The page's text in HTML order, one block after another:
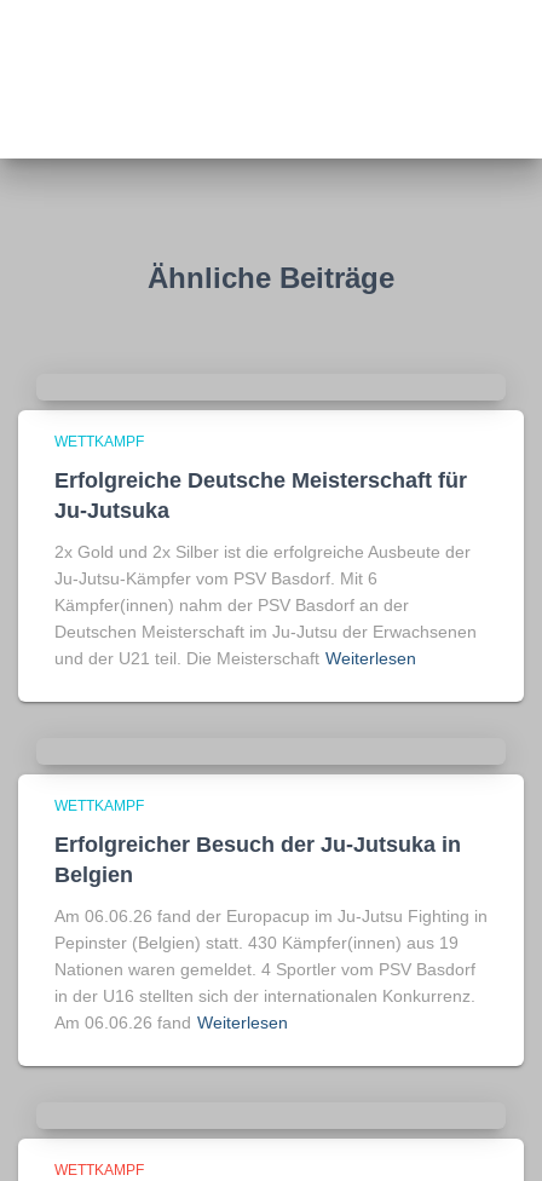
Ähnliche Beiträge
WETTKAMPF
Erfolgreiche Deutsche Meisterschaft für
Ju-Jutsuka
2x Gold und 2x Silber ist die erfolgreiche Ausbeute der
Ju-Jutsu-Kämpfer vom PSV Basdorf. Mit 6
Kämpfer(innen) nahm der PSV Basdorf an der
Deutschen Meisterschaft im Ju-Jutsu der Erwachsenen
und der U21 teil. Die Meisterschaft Weiterlesen
WETTKAMPF
Erfolgreicher Besuch der Ju-Jutsuka in
Belgien
Am 06.06.26 fand der Europacup im Ju-Jutsu Fighting in
Pepinster (Belgien) statt. 430 Kämpfer(innen) aus 19
Nationen waren gemeldet. 4 Sportler vom PSV Basdorf
in der U16 stellten sich der internationalen Konkurrenz.
Am 06.06.26 fand Weiterlesen
WETTKAMPF